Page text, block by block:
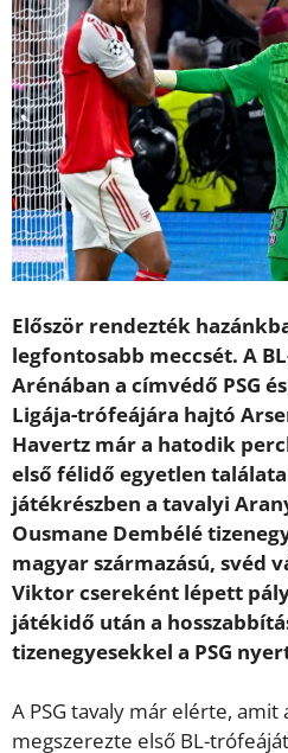
Először rendezték
legfontosabb meccsét. A
Arénában a címvédő PSG
Ligája-trófeájára hajtó
Havertz már a hatodik
első félidő egyetlen
játékrészben a tavalyi
Ousmane Dembélé
magyar származású, svéd
Viktor csereként lépett
játékidő után a
tizenegyesekkel a PSG
A PSG tavaly már elérte,
megszerezte első BL-